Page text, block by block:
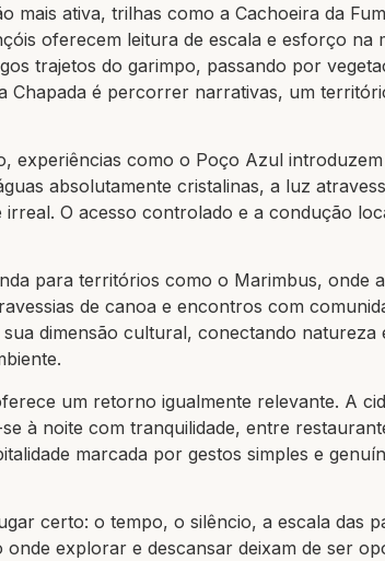
mais ativa, trilhas como a Cachoeira da
oferecem leitura de escala e esforço na
trajetos do garimpo, passando por
Chapada é percorrer narrativas, um
experiências como o Poço Azul
absolutamente cristalinas, a luz
O acesso controlado e a condução
para territórios como o Marimbus, onde
de canoa e encontros com
dimensão cultural, conectando natureza
um retorno igualmente relevante. A
à noite com tranquilidade, entre
marcada por gestos simples e
certo: o tempo, o silêncio, a escala das
onde explorar e descansar deixam de ser